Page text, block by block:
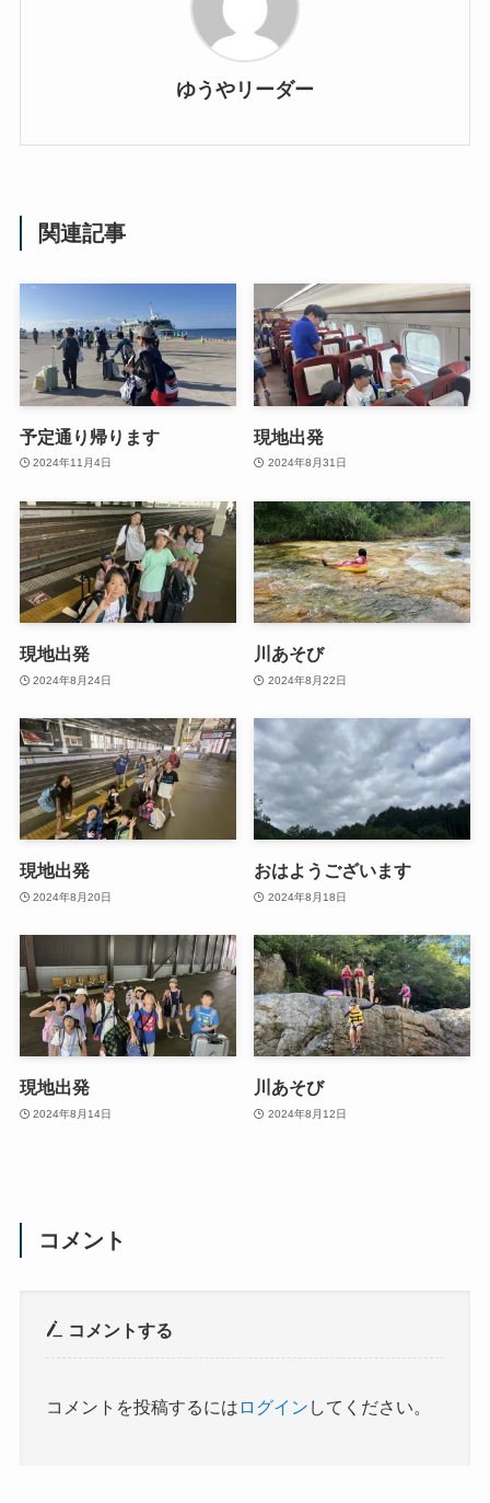
ゆうやリーダー
関連記事
予定通り帰ります
2024年11月4日
現地出発
2024年8月31日
現地出発
2024年8月24日
川あそび
2024年8月22日
現地出発
2024年8月20日
おはようございます
2024年8月18日
現地出発
2024年8月14日
川あそび
2024年8月12日
コメント
コメントする
コメントを投稿するには ログイン してください。